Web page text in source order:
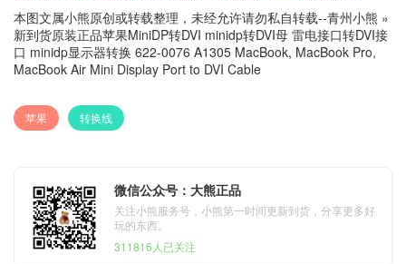
本图文属小熊原创或转载整理，未经允许请勿私自转载--青州小熊 »
新到货原装正品苹果MiniDP转DVI minidp转DVI母 雷电接口转DVI接
口 minidp显示器转换 622-0076 A1305 MacBook, MacBook Pro,
MacBook Air Mini Display Port to DVI Cable
苹果 转换线
微信公众号：大熊正品
关注小熊服务号，小熊第一时间更新到货，分享更多好
玩的东西。
311816人已关注